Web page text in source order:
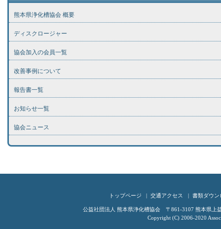
熊本県浄化槽協会 概要
ディスクロージャー
協会加入の会員一覧
改善事例について
報告書一覧
お知らせ一覧
協会ニュース
トップページ 交通アクセス 書類ダウン
公益社団法人 熊本県浄化槽協会 〒861-3107 熊本県
Copyright (C) 2006-2020